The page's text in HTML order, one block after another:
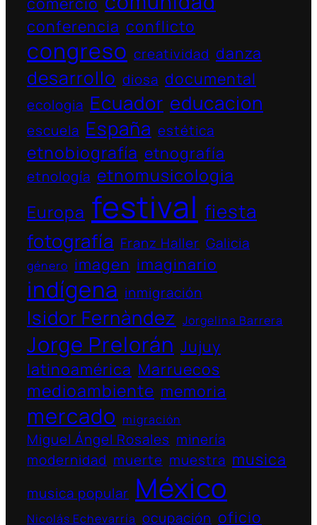
conferencia conflicto
congreso creatividad danza
desarrollo diosa documental
ecologia Ecuador educacion
escuela España estética
etnobiografía etnografía
etnología etnomusicologia
Europa festival fiesta
fotografía Franz Haller Galicia
género imagen imaginario
indígena inmigración
Isidor Fernàndez Jorgelina Barrera
Jorge Prelorán Jujuy
latinoamérica Marruecos
medioambiente memoria
mercado migración
Miguel Ángel Rosales minería
modernidad muerte muestra musica
musica popular México
Nicolás Echevarría ocupación oficio